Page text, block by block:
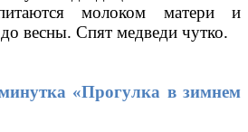
молоком матери и
весны. Спят медведи чутко.
«Прогулка в зимнем